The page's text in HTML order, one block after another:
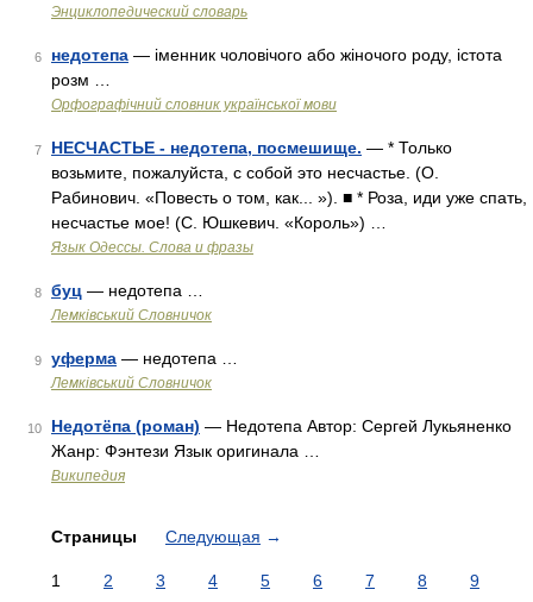
Энциклопедический словарь
6 недотепа — іменник чоловічого або жіночого роду, істота
розм …
Орфографічний словник української мови
7 НЕСЧАСТЬЕ - недотепа, посмешище. — * Только
возьмите, пожалуйста, с собой это несчастье. (О.
Рабинович. «Повесть о том, как... »). ■ * Роза, иди уже спать,
несчастье мое! (С. Юшкевич. «Король») …
Язык Одессы. Слова и фразы
8 буц — недотепа …
Лемківський Словничок
9 уферма — недотепа …
Лемківський Словничок
10 Недотёпа (роман) — Недотепа Автор: Сергей Лукьяненко
Жанр: Фэнтези Язык оригинала …
Википедия
Страницы Следующая →
1 2 3 4 5 6 7 8
9